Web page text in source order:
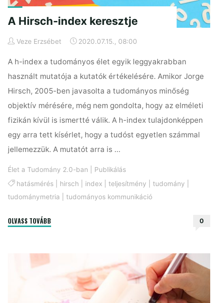
A Hirsch-index keresztje
Veze Erzsébet 2020.07.15., 08:00
A h-index a tudományos élet egyik leggyakrabban
használt mutatója a kutatók értékelésére. Amikor Jorge
Hirsch, 2005-ben javasolta a tudományos minőség
objektív mérésére, még nem gondolta, hogy az elméleti
fizikán kívül is ismertté válik. A h-index tulajdonképpen
egy arra tett kísérlet, hogy a tudóst egyetlen számmal
jellemezzük. A mutatót arra is …
Élet a Tudomány 2.0-ban
Publikálás
hatásmérés| hirsch index| teljesítmény tudomány
tudománymetria |tudományos kommunikáció
OLVASS TOVÁBB 0